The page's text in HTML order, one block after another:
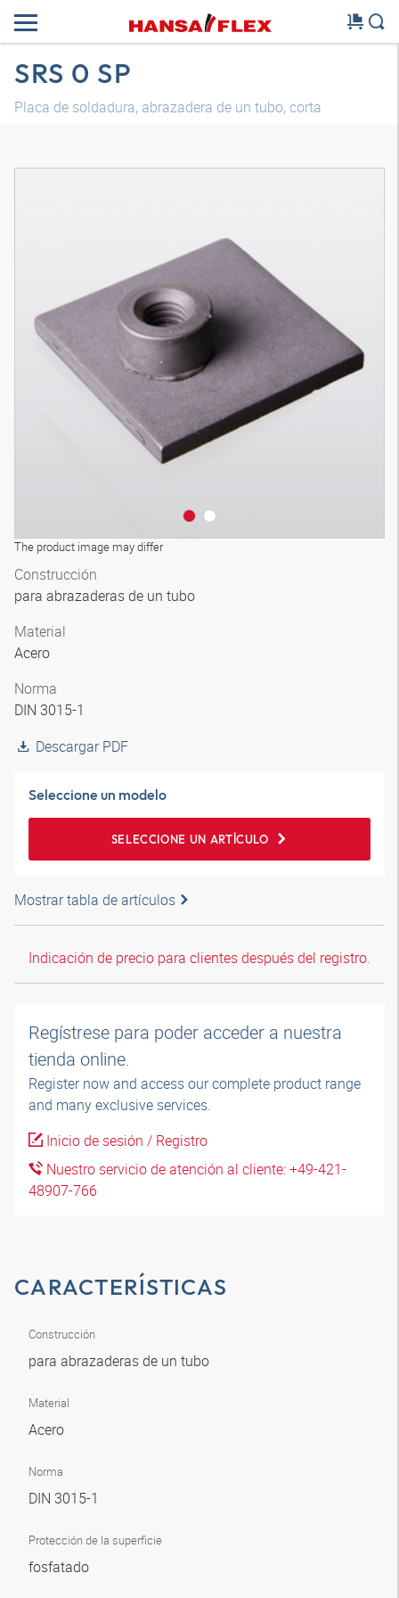
SRS 0 SP
Placa de soldadura, abrazadera de un tubo, corta
The product image may differ
Construcción
para abrazaderas de un tubo
Material
Acero
Norma
DIN 3015-1
Descargar PDF
Seleccione un modelo
SELECCIONE UN ARTÍCULO
Mostrar tabla de artículos
Indicación de precio para clientes después del registro.
Regístrese para poder acceder a nuestra
tienda online.
Register now and access our complete product range
and many exclusive services.
Inicio de sesión / Registro
Nuestro servicio de atención al cliente: +49-421-
48907-766
CARACTERÍSTICAS
Construcción
para abrazaderas de un tubo
Material
Acero
Norma
DIN 3015-1
Protección de la superficie
fosfatado